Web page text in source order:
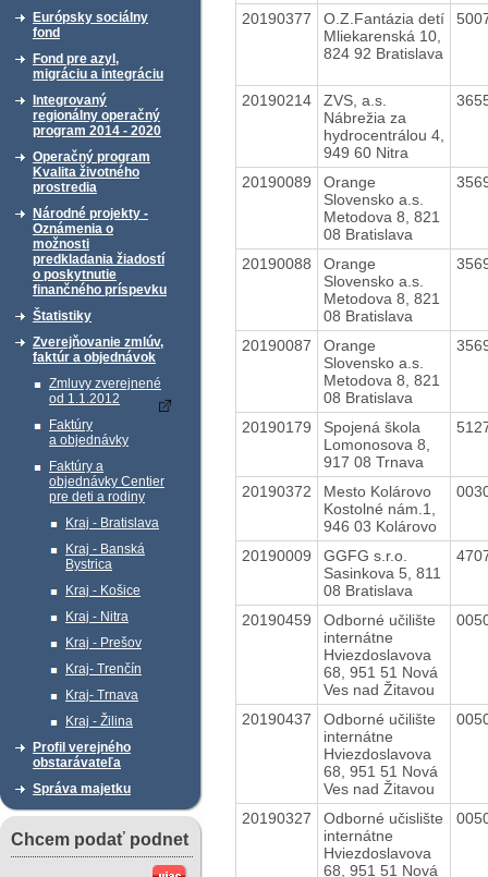
Európsky sociálny
fond
Fond pre azyl,
migráciu a integráciu
Integrovaný
regionálny operačný
program 2014 - 2020
Operačný program
Kvalita životného
prostredia
Národné projekty -
Oznámenia o
možnosti
predkladania žiadostí
o poskytnutie
finančného príspevku
Štatistiky
Zverejňovanie zmlúv,
faktúr a objednávok
Zmluvy zverejnené
od 1.1.2012
Faktúry
a objednávky
Faktúry a
objednávky Centier
pre deti a rodiny
Kraj - Bratislava
Kraj - Banská
Bystrica
Kraj - Košice
Kraj - Nitra
Kraj - Prešov
Kraj- Trenčín
Kraj- Trnava
Kraj - Žilina
Profil verejného
obstarávateľa
Správa majetku
Chcem podať podnet
20190377
O.Z.Fantázia detí
Mliekarenská 10,
824 92 Bratislava
20190214
ZVS, a.s.
Nábrežia za
hydrocentrálou 4,
949 60 Nitra
20190089
Orange
Slovensko a.s.
Metodova 8, 821
08 Bratislava
20190088
Orange
Slovensko a.s.
Metodova 8, 821
08 Bratislava
20190087
Orange
Slovensko a.s.
Metodova 8, 821
08 Bratislava
20190179
Spojená škola
Lomonosova 8,
917 08 Trnava
20190372
Mesto Kolárovo
Kostolné nám.1,
946 03 Kolárovo
20190009
GGFG s.r.o.
Sasinkova 5, 811
08 Bratislava
20190459
Odborné učilište
internátne
Hviezdoslavova
68, 951 51 Nová
Ves nad Žitavou
20190437
Odborné učilište
internátne
Hviezdoslavova
68, 951 51 Nová
Ves nad Žitavou
20190327
Odborné učislište
internátne
Hviezdoslavova
68, 951 51 Nová